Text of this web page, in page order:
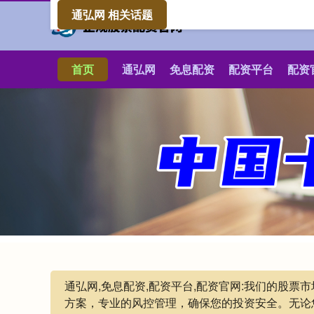
首页 通弘网 免息配资 配资平台 配资
通弘网,免息配资,配资平台,配资官网:我们的股票
方案，专业的风控管理，确保您的投资安全。无
通弘网 相关话题